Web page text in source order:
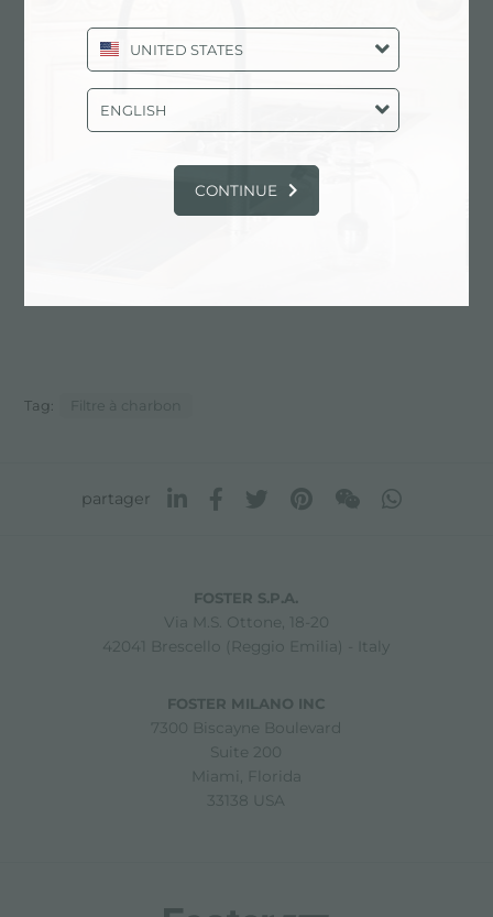
Code de produit 9700527
Type d'accessoire
Tag: Filtre à charbon
partager
FOSTER S.P.A.
Via M.S. Ottone, 18-20
42041 Brescello (Reggio Emilia) - Italy
FOSTER MILANO INC
7300 Biscayne Boulevard
Suite 200
Miami, Florida
33138 USA
UNITED STATES
ENGLISH
CONTINUE